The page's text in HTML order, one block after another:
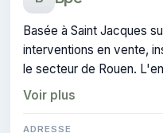
Basée à Saint Jacques
interventions en vente,
le secteur de Rouen.
certification CERTIFIE.
Voir plus
ADRESSE